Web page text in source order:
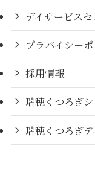
デイサービス
プラバイシー
採用情報
瑞穂くつろぎ
瑞穂くつろぎ